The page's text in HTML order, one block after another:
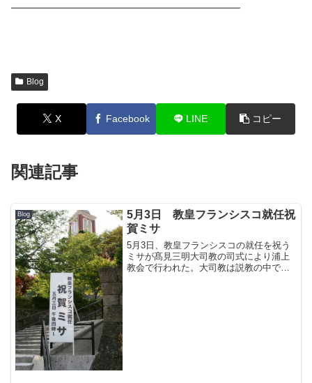
————————————————————–
Blog
X Facebook LINE コピー
関連記事
Blog
5月3日 教皇フランシスコ就任祝
賀ミサ
5月3日、教皇フランシスコの就任を祝う
ミサが髙見三明大司教の司式により浦上
教会で行われた。大司教は説教の中で、